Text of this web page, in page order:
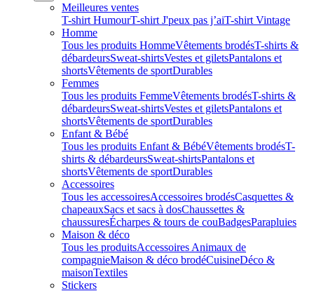
Meilleures ventes
T-shirt HumourT-shirt J'peux pas j’aiT-shirt Vintage
Homme
Tous les produits HommeVêtements brodésT-shirts &
débardeursSweat-shirtsVestes et giletsPantalons et
shortsVêtements de sportDurables
Femmes
Tous les produits FemmeVêtements brodésT-shirts &
débardeursSweat-shirtsVestes et giletsPantalons et
shortsVêtements de sportDurables
Enfant & Bébé
Tous les produits Enfant & BébéVêtements brodésT-
shirts & débardeursSweat-shirtsPantalons et
shortsVêtements de sportDurables
Accessoires
Tous les accessoiresAccessoires brodésCasquettes &
chapeauxSacs et sacs à dosChaussettes &
chaussuresÉcharpes & tours de couBadgesParapluies
Maison & déco
Tous les produitsAccessoires Animaux de
compagnieMaison & déco brodéCuisineDéco &
maisonTextiles
Stickers